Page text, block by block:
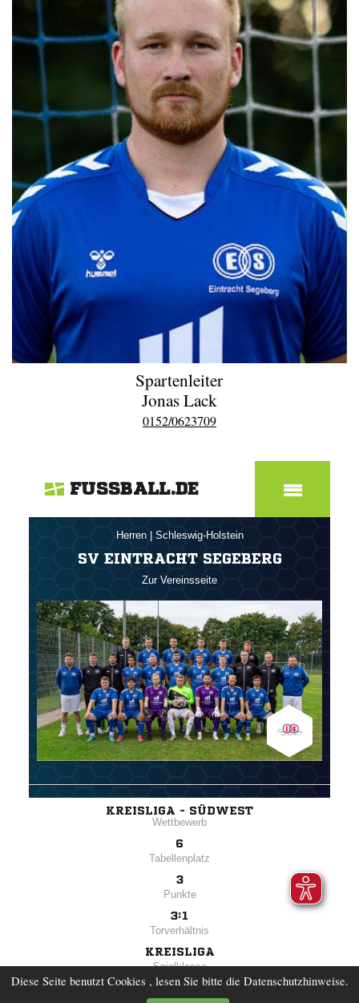
Spartenleiter
Jonas Lack
0152/0623709
Diese Seite benutzt Cookies , lesen Sie bitte die Datenschutzhinweise.